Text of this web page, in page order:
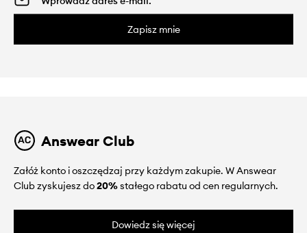
Zapisz mnie
Answear Club
Załóż konto i oszczędzaj przy każdym zakupie. W Answear
Club zyskujesz do20%stałego rabatu od cen regularnych.
Dowiedz się więcej